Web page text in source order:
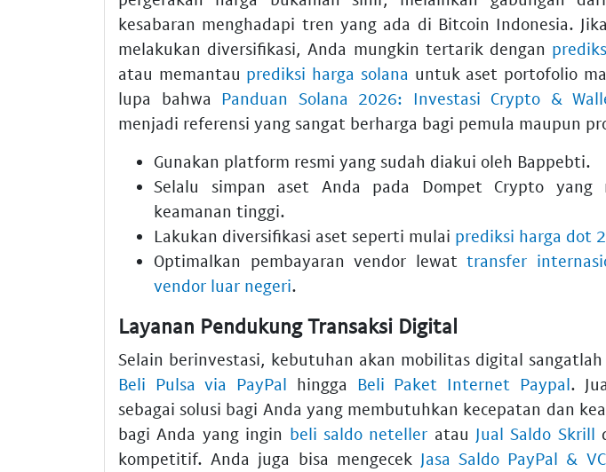
kesabaran menghadapi tren yang ada di Bitcoin Indonesia.
melakukan diversifikasi, Anda mungkin tertarik dengan
atau memantau prediksi harga solana untuk aset portofolio
lupa bahwa Panduan Solana 2026: Investasi Crypto &
menjadi referensi yang sangat berharga bagi pemula maupun
Gunakan platform resmi yang sudah diakui oleh Bappebti.
Selalu simpan aset Anda pada Dompet Crypto yang
keamanan tinggi.
Lakukan diversifikasi aset seperti mulai prediksi harga dot
Optimalkan pembayaran vendor lewat transfer
vendor luar negeri.
Layanan Pendukung Transaksi Digital
Selain berinvestasi, kebutuhan akan mobilitas digital
Beli Pulsa via PayPal hingga Beli Paket Internet Paypal.
sebagai solusi bagi Anda yang membutuhkan kecepatan dan
bagi Anda yang ingin beli saldo neteller atau Jual Saldo Skrill
kompetitif. Anda juga bisa mengecek Jasa Saldo PayPal &